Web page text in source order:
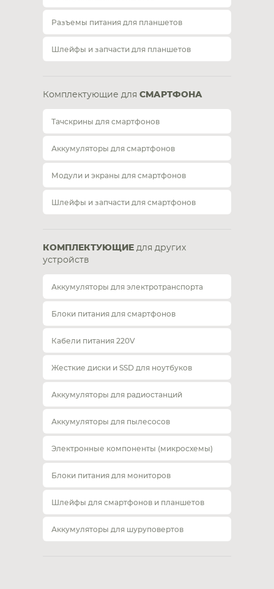
Разъемы питания для планшетов
Шлейфы и запчасти для планшетов
Комплектующие для СМАРТФОНА
Тачскрины для смартфонов
Аккумуляторы для смартфонов
Модули и экраны для смартфонов
Шлейфы и запчасти для смартфонов
КОМПЛЕКТУЮЩИЕ для других
устройств
Аккумуляторы для электротранспорта
Блоки питания для смартфонов
Кабели питания 220V
Жесткие диски и SSD для ноутбуков
Аккумуляторы для радиостанций
Аккумуляторы для пылесосов
Электронные компоненты (микросхемы)
Блоки питания для мониторов
Шлейфы для смартфонов и планшетов
Аккумуляторы для шуруповертов